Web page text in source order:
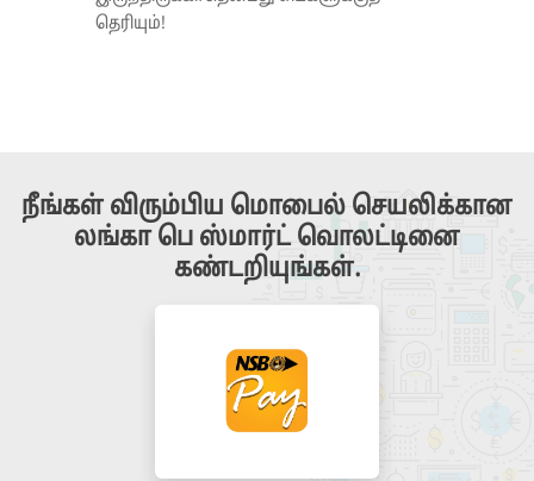
தெரியும்!
நீங்கள் விரும்பிய மொபைல் செயலிக்கான
லங்கா பெ ஸ்மார்ட் வொலட்டினை
கண்டறியுங்கள்.